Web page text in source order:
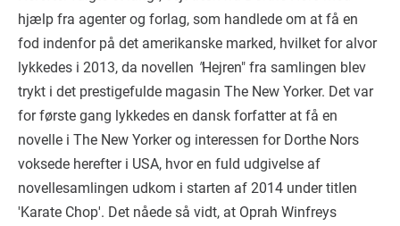
hjælp fra agenter og forlag, som handlede om at få en
fod indenfor på det amerikanske marked, hvilket for alvor
lykkedes i 2013, da novellen "Hejren" fra samlingen blev
trykt i det prestigefulde magasin The New Yorker. Det var
for første gang lykkedes en dansk forfatter at få en
novelle i The New Yorker og interessen for Dorthe Nors
voksede herefter i USA, hvor en fuld udgivelse af
novellesamlingen udkom i starten af 2014 under titlen
'Karate Chop'. Det nåede så vidt, at Oprah Winfreys